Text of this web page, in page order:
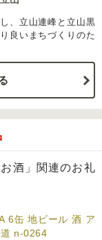
、立山連峰と立山黒
良いまちづくりのた
酒」関連のお礼
6缶 地ビール 酒 ア
道 n-0264